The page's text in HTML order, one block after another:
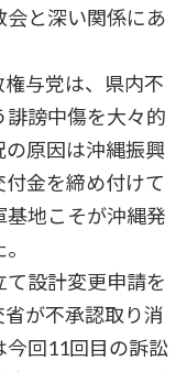
会と深い関係にあ
与党は、県内不
謗中傷を大々的
の原因は沖縄振興
金を締め付けて
基地こそが沖縄発
設計変更申請を
が不承認取り消
今回11回目の訴訟